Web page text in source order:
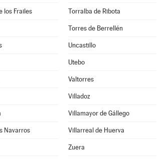
los Frailes Torralba de Ribota
Torres de Berrellén
Uncastillo
Utebo
Valtorres
Villadoz
Villamayor de Gállego
Navarros Villarreal de Huerva
Zuera